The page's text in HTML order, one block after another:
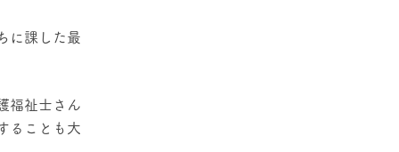
に課した最
福祉士さん
ることも大